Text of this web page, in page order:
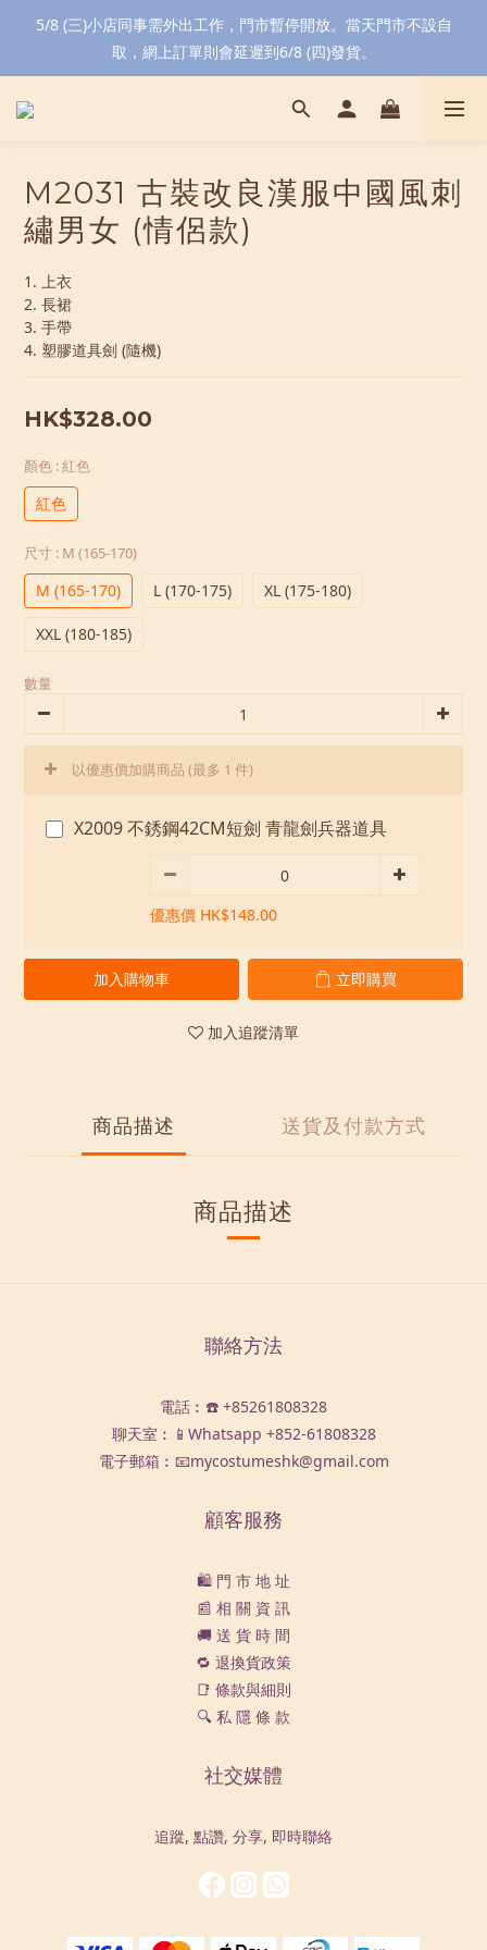
5/8 (三)小店同事需外出工作，門市暫停開放。當天門市不設自
取，網上訂單則會延遲到6/8 (四)發貨。
M2031 古裝改良漢服中國風刺
繡男女 (情侶款)
1. 上衣
2. 長裙
3. 手帶
4. 塑膠道具劍 (隨機)
HK$328.00
顏色 : 紅色
紅色
尺寸 : M (165-170)
M (165-170) L (170-175) XL (175-180)
XXL (180-185)
數量
以優惠價加購商品 (最多 1 件)
X2009 不銹鋼42CM短劍 青龍劍兵器道具
優惠價 HK$148.00
加入購物車 立即購買
加入追蹤清單
商品描述 送貨及付款方式
商品描述
聯絡方法
電話︰☎️ +85261808328
聊天室︰📱Whatsapp +852-61808328
電子郵箱︰📧mycostumeshk@gmail.com
顧客服務
🛍️ 門 市 地 址
📰 相 關 資 訊
🚚 送 貨 時 間
🔁 退換貨政策
📑 條款與細則
🔍 私 隱 條 款
社交媒體
追蹤, 點讚, 分享, 即時聯絡